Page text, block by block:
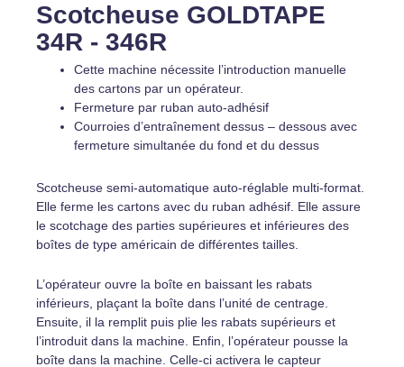
Scotcheuse GOLDTAPE
34R - 346R
Cette machine nécessite l’introduction manuelle
des cartons par un opérateur.
Fermeture par ruban auto-adhésif
Courroies d’entraînement dessus – dessous avec
fermeture simultanée du fond et du dessus
Scotcheuse semi-automatique auto-réglable multi-format.
Elle ferme les cartons avec du ruban adhésif. Elle assure
le scotchage des parties supérieures et inférieures des
boîtes de type américain de différentes tailles.
L’opérateur ouvre la boîte en baissant les rabats
inférieurs, plaçant la boîte dans l’unité de centrage.
Ensuite, il la remplit puis plie les rabats supérieurs et
l’introduit dans la machine. Enfin, l’opérateur pousse la
boîte dans la machine. Celle-ci activera le capteur